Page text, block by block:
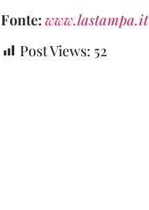
Fonte: www.lastampa.it
Post Views: 52